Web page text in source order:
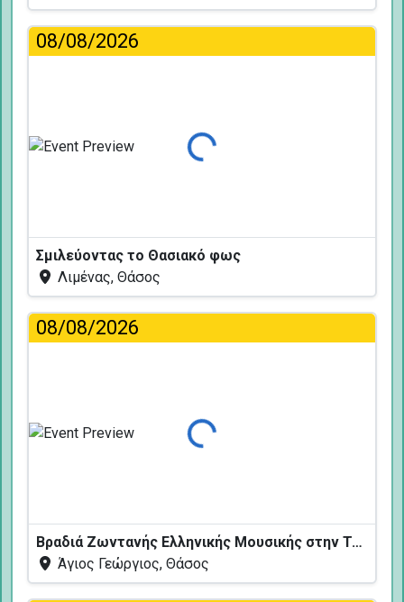
08/08/2026
Φόρτωση...
Σμιλεύοντας το Θασιακό φως
Λιμένας, Θάσος
08/08/2026
Φόρτωση...
Βραδιά Ζωντανής Ελληνικής Μουσικής στην Ταβέρνα Κελάρι
Άγιος Γεώργιος, Θάσος